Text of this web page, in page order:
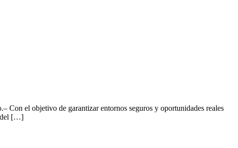
el objetivo de garantizar entornos seguros y oportunidades reales
del […]